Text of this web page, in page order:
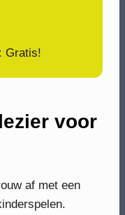
Gratis!
voor
af met een